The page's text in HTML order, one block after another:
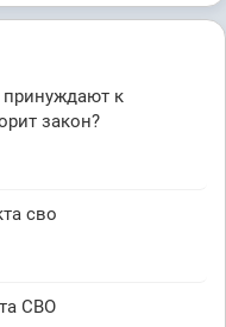
к
закон?
сво
СВО